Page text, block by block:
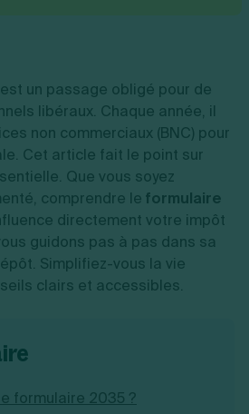
de forme juridique
de création
du nom d'entreprise
légales
du dirigeant
la création
est un passage obligé pour de
libéraux. Chaque année, il
non commerciaux (BNC) pour
Cet article fait le point sur
Que vous soyez
comprendre le formulaire
directement votre impôt
guidons pas à pas dans sa
Simplifiez-vous la vie
clairs et accessibles.
formulaire 2035 ?